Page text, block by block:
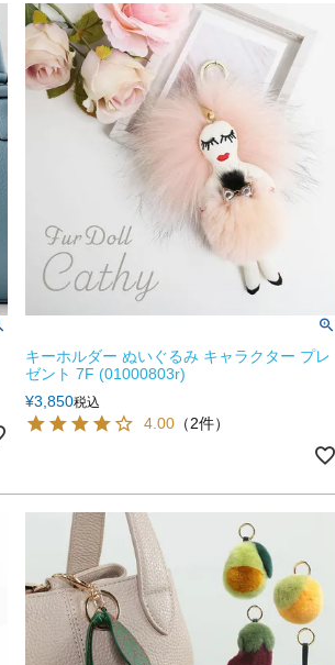
キーホルダー ぬいぐるみ キャラクター プレ
ゼント 7F (01000803r)
¥3,850税込
4.00 （2件）